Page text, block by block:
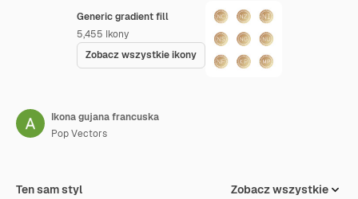
Generic gradient fill
5,455 Ikony
Zobacz wszystkie ikony
Ikona gujana francuska
Pop Vectors
Ten sam styl Zobacz wszystkie